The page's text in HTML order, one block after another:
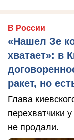
В России
«Нашел Зе
хватает»: в
ракет, но
Глава
перехватчики
не продали.